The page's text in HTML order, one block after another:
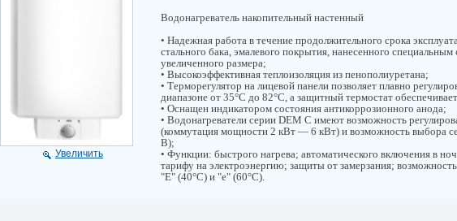
Увеличить
Водонагреватель накопительный настенный
• Надежная работа в течение продолжительного срока
стального бака, эмалевого покрытия, нанесенного
увеличенного размера;
• Высокоэффективная теплоизоляция из пенополиуретана;
• Терморегулятор на лицевой панели позволяет плавно
диапазоне от 35°С до 82°С, а защитный термостат
• Оснащен индикатором состояния антикоррозионного анода;
• Водонагреватели серии DEM C имеют возможность
(коммутация мощности 2 кВт — 6 кВт) и возможность выбора
В);
• Функции: быстрого нагрева; автоматического включения в
тарифу на электроэнергию; защиты от замерзания;
"Е" (40°С) и "е" (60°С).